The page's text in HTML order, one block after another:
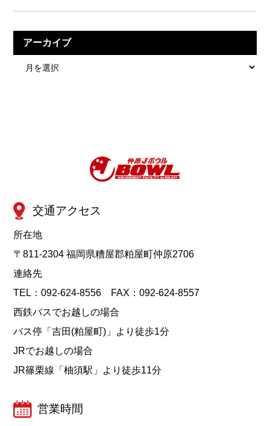
アーカイブ
交通アクセス
所在地
〒811-2304 福岡県糟屋郡粕屋町仲原2706
連絡先
TEL：092-624-8556 FAX：092-624-8557
西鉄バスでお越しの場合
バス停「吉田(粕屋町)」より徒歩1分
JRでお越しの場合
JR篠栗線「柚須駅」より徒歩11分
営業時間